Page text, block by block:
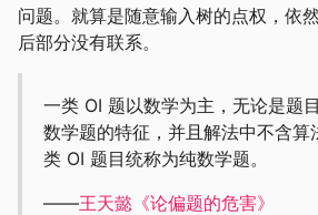
问题。就算是随意输入树的点权，依
后部分没有联系。
一类 OI 题以数学为主，无论是题
数学题的特征，并且解法中不含算
类 OI 题目统称为纯数学题。
——王天懿《论偏题的危害》